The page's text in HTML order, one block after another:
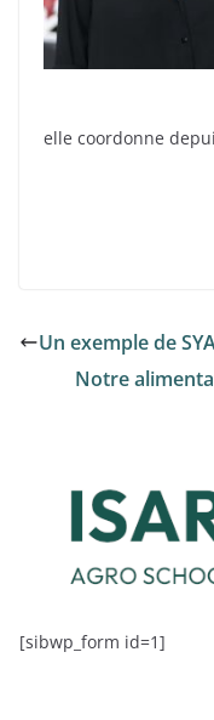
elle coordonne
Un exemple de
Notre
[sibwp_form id=1]